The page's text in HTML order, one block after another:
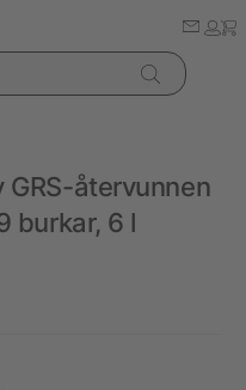
återvunnen
burkar, 6 l